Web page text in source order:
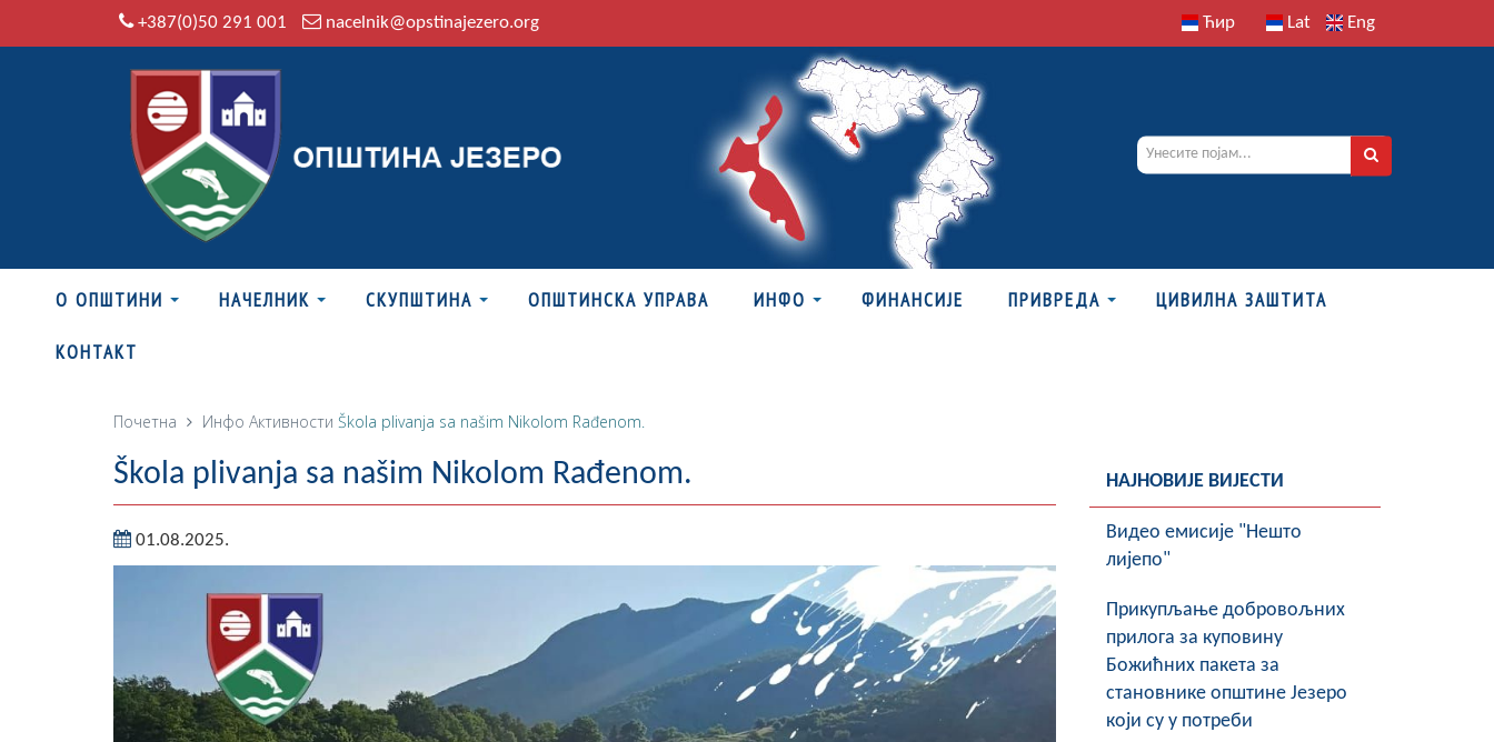
+387(0)50 291 001 nacelnik@opstinajezero.org Ћир Lat Eng
О ОПШТИНИ НАЧЕЛНИК СКУПШТИНА ОПШТИНСКА УПРАВА ИНФО ФИНАНСИЈЕ ПРИВРЕДА ЦИВИЛНА ЗАШТИТА
КОНТАКТ
Почетна Инфо Активности Škola plivanja sa našim Nikolom Rađenom.
Škola plivanja sa našim Nikolom Rađenom.
01.08.2025.
НАЈНОВИЈЕ ВИЈЕСТИ
Видео емисије "Нешто
лијепо"
Прикупљање добровољних
прилога за куповину
Божићних пакета за
становнике општине Језеро
који су у потреби